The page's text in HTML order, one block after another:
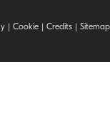
| Cookie | Credits | Sitemap